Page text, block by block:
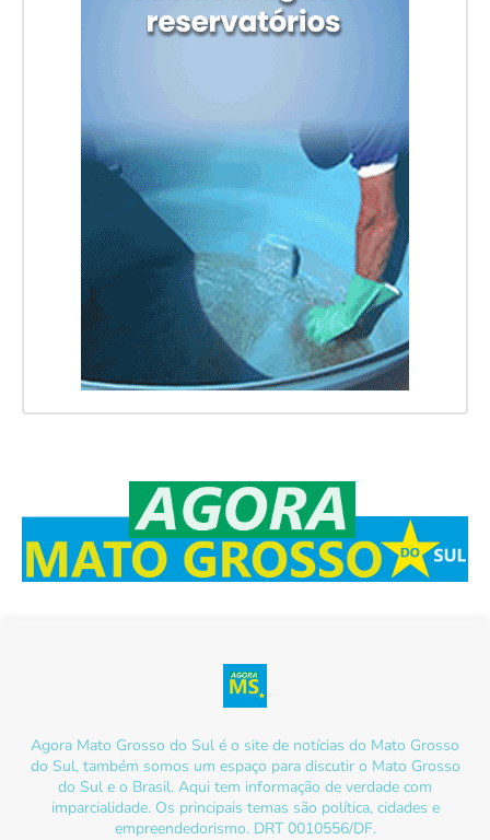
Agora Mato Grosso do Sul é o site de notícias do Mato Grosso
do Sul, também somos um espaço para discutir o Mato Grosso
do Sul e o Brasil. Aqui tem informação de verdade com
imparcialidade. Os principais temas são política, cidades e
empreendedorismo. DRT 0010556/DF.